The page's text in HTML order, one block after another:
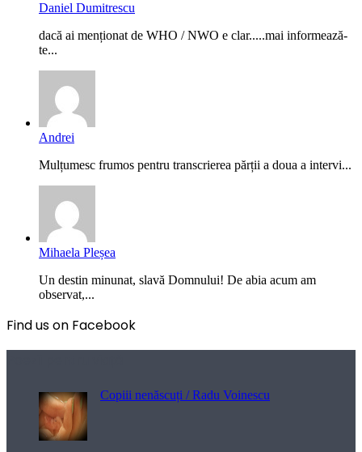
Daniel Dumitrescu
dacă ai menționat de WHO / NWO e clar.....mai informează-
te...
Andrei
Mulțumesc frumos pentru transcrierea părții a doua a intervi...
Mihaela Pleșea
Un destin minunat, slavă Domnului! De abia acum am
observat,...
Find us on Facebook
Copiii nenăscuți / Radu Voinescu